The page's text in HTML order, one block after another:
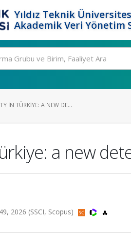
Yıldız Teknik
Akademik Veri Yönetim
IN TÜRKIYE: A NEW DE...
a new
2026 (SSCI, Scopus)